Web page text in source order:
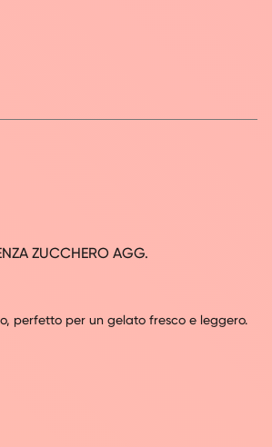
ZUCCHERO AGG.
perfetto per un gelato fresco e leggero.